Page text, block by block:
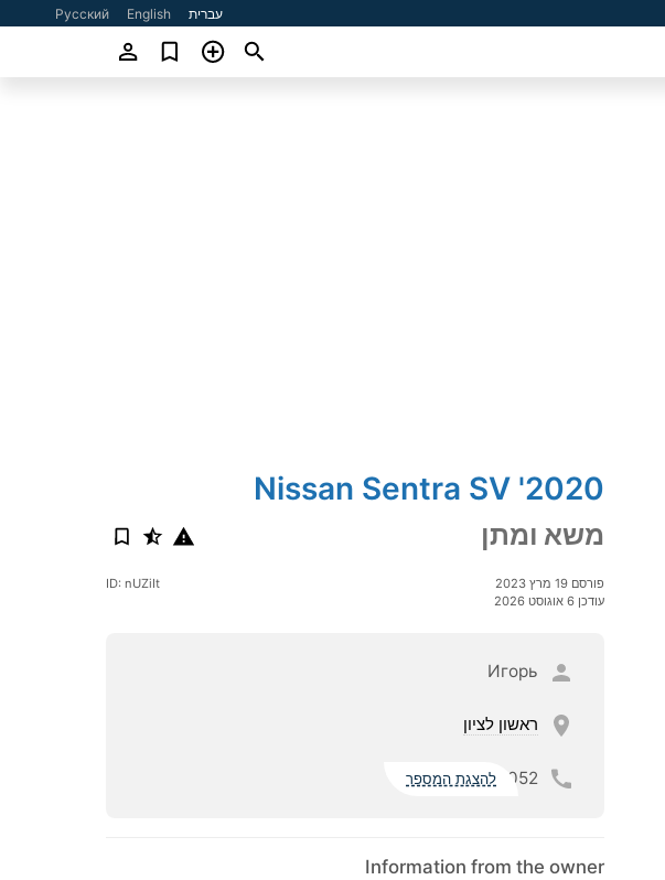
עברית English
Русский
2020' Nissan Sentra SV
משא ומתן
פורסם 19 מרץ 2023
עודכן 6 אוגוסט 2026
ID: nUZiIt
Игорь
ראשון לציון
052 להצגת המספר
Information from the owner